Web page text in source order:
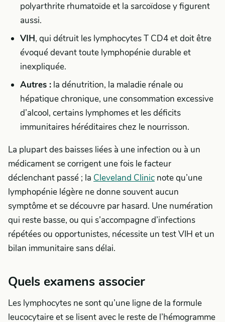
polyarthrite rhumatoïde et la sarcoïdose y figurent
aussi.
VIH, qui détruit les lymphocytes T CD4 et doit être
évoqué devant toute lymphopénie durable et
inexpliquée.
Autres : la dénutrition, la maladie rénale ou
hépatique chronique, une consommation excessive
d’alcool, certains lymphomes et les déficits
immunitaires héréditaires chez le nourrisson.
La plupart des baisses liées à une infection ou à un
médicament se corrigent une fois le facteur
déclenchant passé ; la Cleveland Clinic note qu’une
lymphopénie légère ne donne souvent aucun
symptôme et se découvre par hasard. Une numération
qui reste basse, ou qui s’accompagne d’infections
répétées ou opportunistes, nécessite un test VIH et un
bilan immunitaire sans délai.
Quels examens associer
Les lymphocytes ne sont qu’une ligne de la formule
leucocytaire et se lisent avec le reste de l’hémogramme